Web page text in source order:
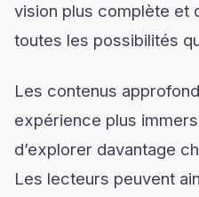
vision plus complète et
toutes les possibilités
Les contenus
expérience plus
d’explorer davantage
Les lecteurs peuvent